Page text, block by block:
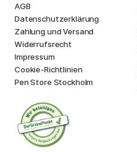
AGB
Datenschutzerklärung
Zahlung und Versand
Widerrufsrecht
Impressum
Cookie-Richtlinien
Pen Store Stockholm